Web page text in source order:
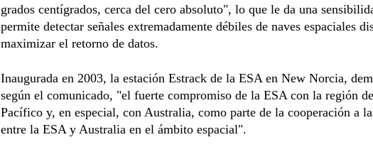
grados centígrados, cerca del cero absoluto", lo que le da una
permite detectar señales extremadamente débiles de naves espaciales
maximizar el retorno de datos.
Inaugurada en 2003, la estación Estrack de la ESA en New Norcia,
según el comunicado, "el fuerte compromiso de la ESA con la región
Pacífico y, en especial, con Australia, como parte de la cooperación a
entre la ESA y Australia en el ámbito espacial".